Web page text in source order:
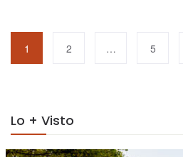
1 2 … 5
Lo + Visto